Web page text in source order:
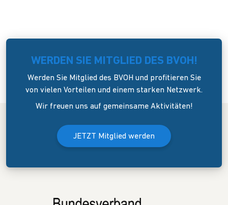
WERDEN SIE MITGLIED DES BVOH!
Werden Sie Mitglied des BVOH und profitieren Sie
von vielen Vorteilen und einem starken Netzwerk.
Wir freuen uns auf gemeinsame Aktivitäten!
JETZT Mitglied werden